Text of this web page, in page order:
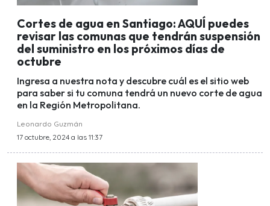
Cortes de agua en Santiago: AQUÍ puedes
revisar las comunas que tendrán suspensión
del suministro en los próximos días de
octubre
Ingresa a nuestra nota y descubre cuál es el sitio web
para saber si tu comuna tendrá un nuevo corte de agua
en la Región Metropolitana.
Leonardo Guzmán
17 octubre, 2024 a las 11:37